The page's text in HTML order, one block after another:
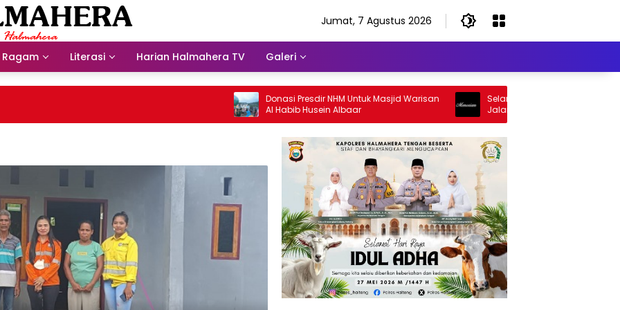
Jumat, 7 Agustus 2026
Ragam Literasi Harian Halmahera TV Galeri
Donasi Presdir NHM Untuk Masjid Warisan
Al Habib Husein Albaar
Selamat Jalan Sang Inspirator,
Jalan Abangku Yuslam Idris